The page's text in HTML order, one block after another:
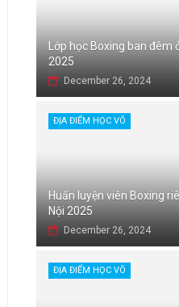
Lớp học Boxing ban đêm
2025
December 26, 2024
ĐỊA ĐIỂM HỌC VÕ
Huấn luyện viên Boxing
Nội 2025
December 26, 2024
ĐỊA ĐIỂM HỌC VÕ